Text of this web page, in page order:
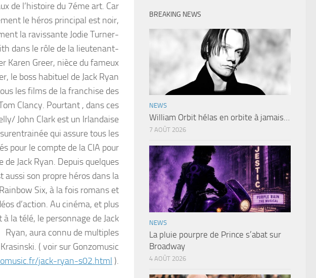
de l’histoire du 7éme art. Car
le héros principal est noir,
la ravissante Jodie Turner-
dans le rôle de la lieutenant-
Karen Greer, nièce du fameux
le boss habituel de Jack Ryan
les films de la franchise des
Clancy. Pourtant , dans ces
John Clark est un Irlandaise
qui assure tous les
pour le compte de la CIA pour
de Jack Ryan. Depuis quelques
aussi son propre héros dans la
Six, à la fois romans et
d’action. Au cinéma, et plus
la télé, le personnage de Jack
Ryan, aura connu de multiples
( voir sur Gonzomusic
jack-ryan-s02.html ).
BREAKING NEWS
NEWS
William Orbit hélas en orbite à jamais…
7 AOÛT 2026
NEWS
La pluie pourpre de Prince s’abat sur
Broadway
4 AOÛT 2026